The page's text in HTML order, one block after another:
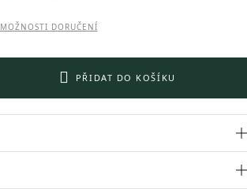
MOŽNOSTI DORUČENÍ
PŘIDAT DO KOŠÍKU